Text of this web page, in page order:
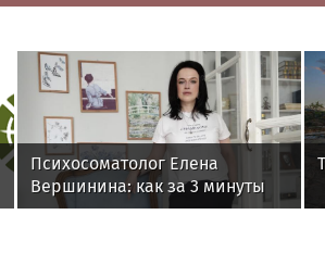
Психосоматолог Елена
Вершинина: как за 3 минуты
вернуть себе равновесие